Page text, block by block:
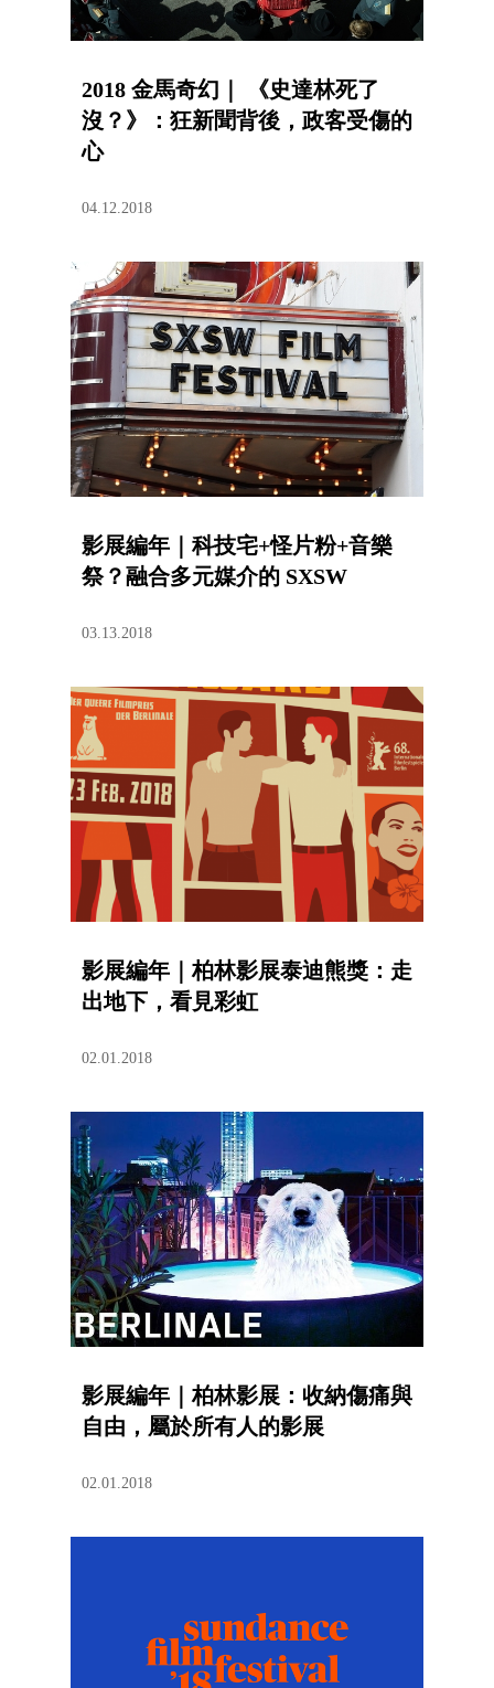
2018 金馬奇幻｜ 《史達林死了
沒？》：狂新聞背後，政客受傷的
心
04.12.2018
影展編年｜科技宅+怪片粉+音樂
祭？融合多元媒介的 SXSW
03.13.2018
影展編年｜柏林影展泰迪熊獎：走
出地下，看見彩虹
02.01.2018
影展編年｜柏林影展：收納傷痛與
自由，屬於所有人的影展
02.01.2018